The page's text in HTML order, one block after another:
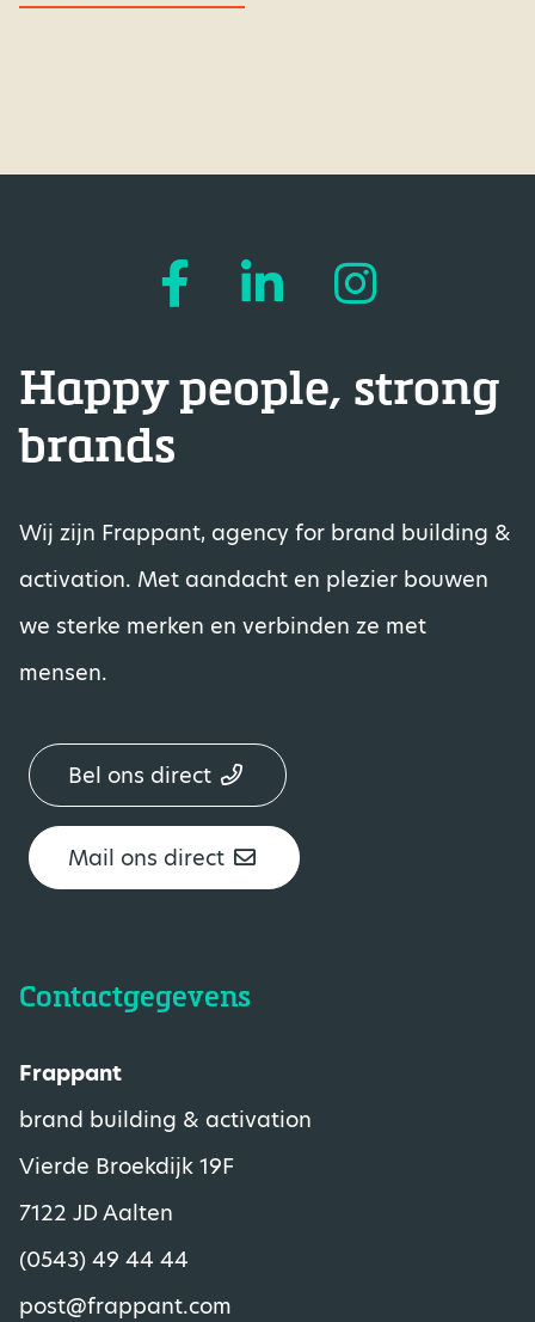
Happy people, strong
brands
Wij zijn Frappant, agency for brand building &
activation. Met aandacht en plezier bouwen
we sterke merken en verbinden ze met
mensen.
Bel ons direct
Mail ons direct
Contactgegevens
Frappant
brand building & activation
Vierde Broekdijk 19F
7122 JD Aalten
(0543) 49 44 44
post@frappant.com